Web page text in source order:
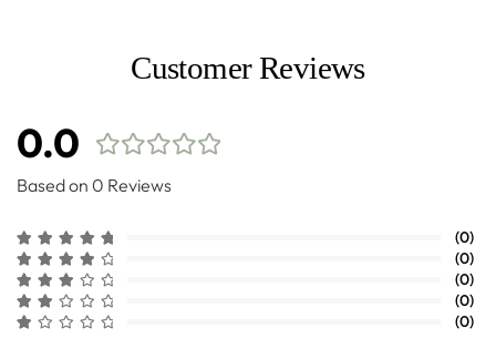
Customer Reviews
0.0
Based on 0 Reviews
(0)
(0)
(0)
(0)
(0)